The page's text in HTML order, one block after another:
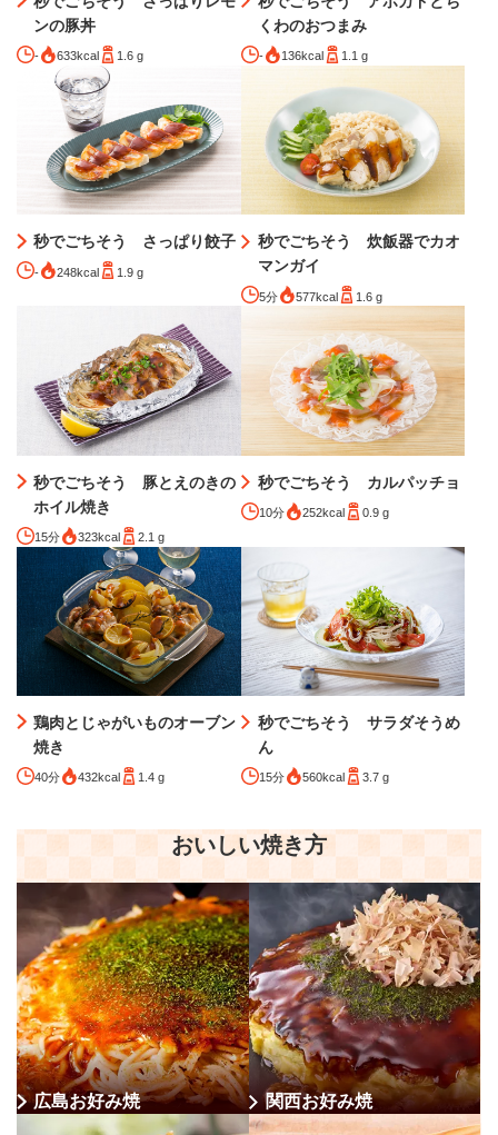
ンの豚丼
- 633kcal 1.6 g
くわのおつまみ
- 136kcal 1.1 g
秒でごちそう さっぱり餃子
- 248kcal 1.9 g
秒でごちそう 炊飯器でカオ
マンガイ
5分 577kcal 1.6 g
秒でごちそう 豚とえのきの
ホイル焼き
15分 323kcal 2.1 g
秒でごちそう カルパッチョ
10分 252kcal 0.9 g
鶏肉とじゃがいものオーブン
焼き
40分 432kcal 1.4 g
秒でごちそう サラダそうめ
ん
15分 560kcal 3.7 g
おいしい焼き方
広島お好み焼 関西お好み焼